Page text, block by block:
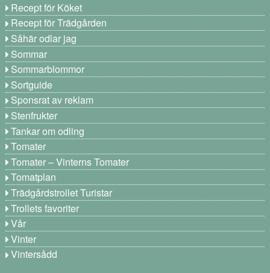
Recept för Köket
Recept för Trädgården
Såhär odlar jag
Sommar
Sommarblommor
Sortguide
Sponsrat av reklam
Stenfrukter
Tankar om odling
Tomater
Tomater – Vinterns Tomater
Tomatplan
Trädgårdstrollet Turistar
Trollets favoriter
Vår
Vinter
Vintersådd